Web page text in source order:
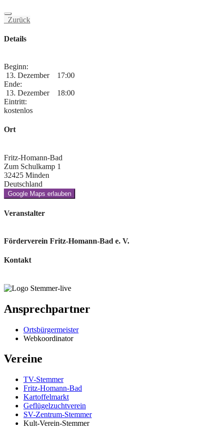
Zurück
Details
Beginn:
13. Dezember
17:00
Ende:
13. Dezember
18:00
Eintritt:
kostenlos
Ort
Fritz-Homann-Bad
Zum Schulkamp 1
32425 Minden
Deutschland
Google Maps erlauben
Veranstalter
Förderverein Fritz-Homann-Bad e. V.
Kontakt
Ansprechpartner
Ortsbürgermeister
Webkoordinator
Vereine
TV-Stemmer
Fritz-Homann-Bad
Kartoffelmarkt
Geflügelzuchtverein
SV-Zentrum-Stemmer
Kult-Verein-Stemmer